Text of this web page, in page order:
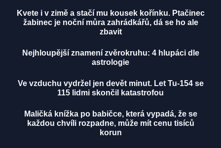
Kvete i v zimě a stačí mu kousek kořínku. Ptačinec
žabinec je noční můra zahrádkářů, dá se ho ale
zbavit
Nejhloupější znamení zvěrokruhu: 4 hlupáci dle
astrologie
Ve vzduchu vydržel jen devět minut. Let Tu-154 se
115 lidmi skončil katastrofou
Maličká knížka po babičce, která vypadá, že se
každou chvíli rozpadne, může mít cenu tisíců
korun